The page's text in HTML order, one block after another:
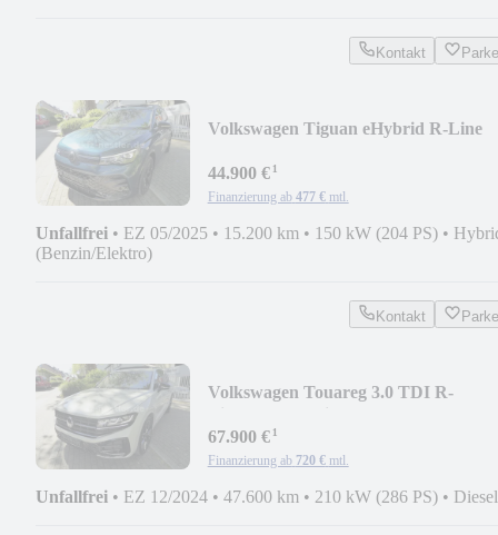
Kontakt
Volkswagen Tiguan eHybrid R-Line
44.900 €¹
Finanzierung ab 477 € mtl.
Unfallfrei • EZ 05/2025 • 15.200 km • 150 kW (204 PS) •
(Benzin/Elektro)
Kontakt
Volkswagen Touareg 3.0 TDI R-
67.900 €¹
Finanzierung ab 720 € mtl.
Unfallfrei • EZ 12/2024 • 47.600 km • 210 kW (286 PS) • Diesel